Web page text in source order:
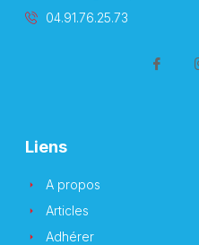
04.91.76.25.73
Liens
A propos
Articles
Adhérer